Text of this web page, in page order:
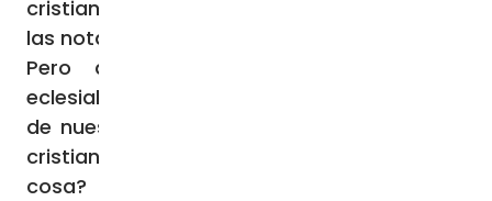
cristianas. Pecado histórico contra una de
las notas esenciales de la Iglesia: la unidad.
Pero aterricemos en nuestra realidad
eclesial de hoy. La de nuestro obispado, la
de nuestra parroquia. La de nuestro grupo
cristiano. ¿Somos realmente una sola
cosa? ¿Realmente nuestra relación de